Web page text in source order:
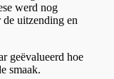
werd nog
uitzending en
geëvalueerd hoe
smaak.